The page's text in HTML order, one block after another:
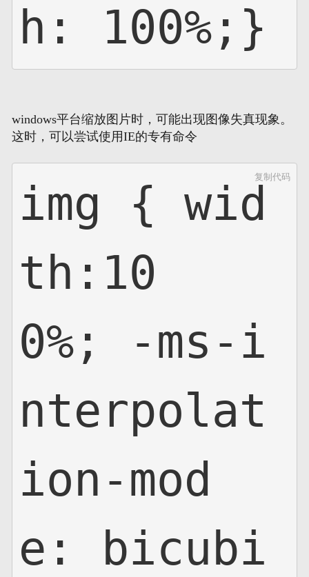
h: 100%;}
windows平台缩放图片时，可能出现图像失真现象。
这时，可以尝试使用IE的专有命令
复制代码
img { wid
th:10
0%; -ms-i
nterpolat
ion-mod
e: bicubi